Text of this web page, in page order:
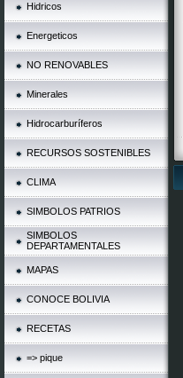
Hidricos
Energeticos
NO RENOVABLES
Minerales
Hidrocarburíferos
RECURSOS SOSTENIBLES
CLIMA
SIMBOLOS PATRIOS
SIMBOLOS
DEPARTAMENTALES
MAPAS
CONOCE BOLIVIA
RECETAS
=> pique